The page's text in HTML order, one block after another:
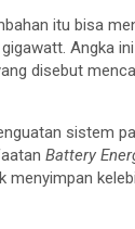
itu bisa
Angka
disebut
sistem
Battery
menyimpan